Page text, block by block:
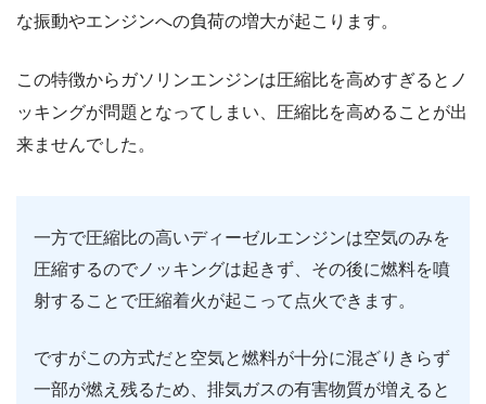
な振動やエンジンへの負荷の増大が起こります。
この特徴からガソリンエンジンは圧縮比を高めすぎるとノ
ッキングが問題となってしまい、圧縮比を高めることが出
来ませんでした。
一方で圧縮比の高いディーゼルエンジンは空気のみを
圧縮するのでノッキングは起きず、その後に燃料を噴
射することで圧縮着火が起こって点火できます。
ですがこの方式だと空気と燃料が十分に混ざりきらず
一部が燃え残るため、排気ガスの有害物質が増えると